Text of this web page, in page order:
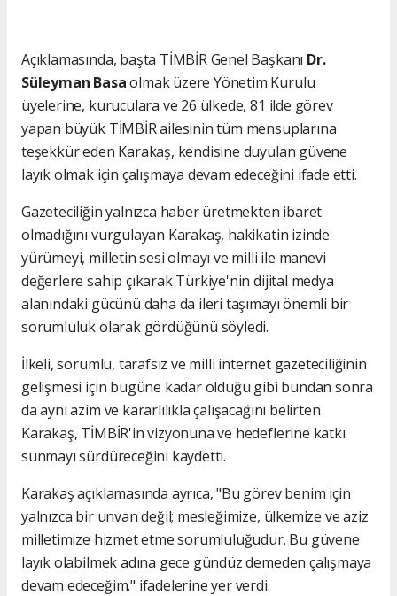
Açıklamasında, başta TİMBİR Genel Başkanı Dr.
Süleyman Basaolmak üzere Yönetim Kurulu
üyelerine, kuruculara ve 26 ülkede, 81 ilde görev
yapan büyük TİMBİR ailesinin tüm mensuplarına
teşekkür eden Karakaş, kendisine duyulan güvene
layık olmak için çalışmaya devam edeceğini ifade etti.
Gazeteciliğin yalnızca haber üretmekten ibaret
olmadığını vurgulayan Karakaş, hakikatin izinde
yürümeyi, milletin sesi olmayı ve milli ile manevi
değerlere sahip çıkarak Türkiye'nin dijital medya
alanındaki gücünü daha da ileri taşımayı önemli bir
sorumluluk olarak gördüğünü söyledi.
İlkeli, sorumlu, tarafsız ve milli internet gazeteciliğinin
gelişmesi için bugüne kadar olduğu gibi bundan sonra
da aynı azim ve kararlılıkla çalışacağını belirten
Karakaş, TİMBİR'in vizyonuna ve hedeflerine katkı
sunmayı sürdüreceğini kaydetti.
Karakaş açıklamasında ayrıca, "Bu görev benim için
yalnızca bir unvan değil; mesleğimize, ülkemize ve aziz
milletimize hizmet etme sorumluluğudur. Bu güvene
layık olabilmek adına gece gündüz demeden çalışmaya
devam edeceğim." ifadelerine yer verdi.